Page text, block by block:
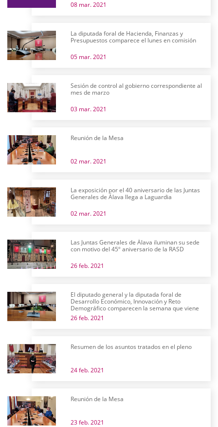
08 mar. 2021
La diputada foral de Hacienda, Finanzas y
Presupuestos comparece el lunes en comisión
05 mar. 2021
Sesión de control al gobierno correspondiente al
mes de marzo
03 mar. 2021
Reunión de la Mesa
02 mar. 2021
La exposición por el 40 aniversario de las Juntas
Generales de Álava llega a Laguardia
02 mar. 2021
Las Juntas Generales de Álava iluminan su sede
con motivo del 45º aniversario de la RASD
26 feb. 2021
El diputado general y la diputada foral de
Desarrollo Económico, Innovación y Reto
Demográfico comparecen la semana que viene
26 feb. 2021
Resumen de los asuntos tratados en el pleno
24 feb. 2021
Reunión de la Mesa
23 feb. 2021